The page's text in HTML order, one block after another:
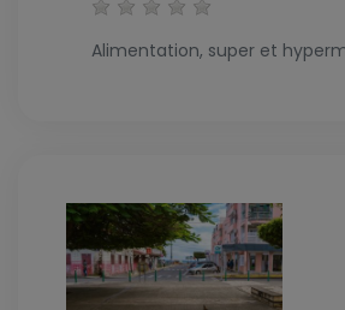
Alimentation, super et